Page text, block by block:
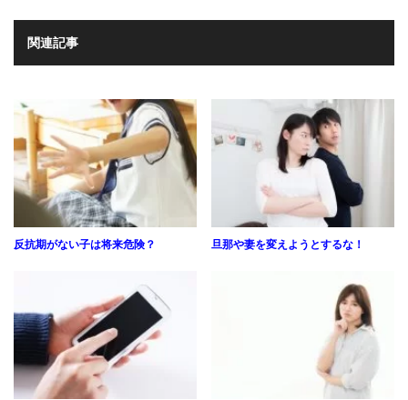
関連記事
反抗期がない子は将来危険？ 旦那や妻を変えようとするな！